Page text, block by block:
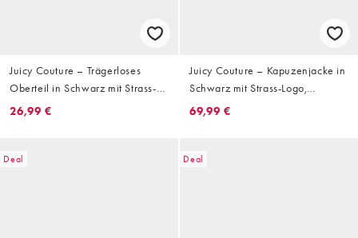
Juicy Couture – Trägerloses
Oberteil in Schwarz mit Strass-
Logo
26,99 €
Juicy Couture – Kapuzenjacke in
Schwarz mit Strass-Logo,
Kombiteil
69,99 €
Deal Deal